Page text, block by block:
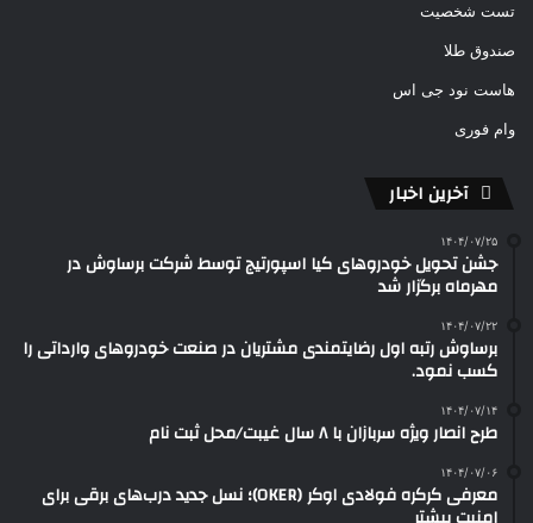
تست شخصیت
صندوق طلا
هاست نود جی اس
وام فوری
آخرین اخبار
۱۴۰۴/۰۷/۲۵
جشن تحویل خودروهای کیا اسپورتیج توسط شرکت برساوش در
مهرماه برگزار شد
۱۴۰۴/۰۷/۲۲
برساوش رتبه اول رضایتمندی مشتریان در صنعت خودروهای وارداتی را
کسب نمود.
۱۴۰۴/۰۷/۱۴
طرح انصار ویژه سربازان با ۸ سال غیبت/محل ثبت نام
۱۴۰۴/۰۷/۰۶
معرفی کرکره فولادی اوکر (OKER)؛ نسل جدید درب‌های برقی برای